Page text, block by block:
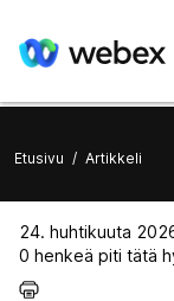
Etusivu / Artikkeli
24. huhtikuuta 2026
0 henkeä piti tätä